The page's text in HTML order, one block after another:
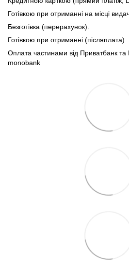
Готівкою при отриманні на місці
Безготівка (перерахунок).
Готівкою при отриманні (післяплата).
Оплата частинами від Приватбанк та
monobank